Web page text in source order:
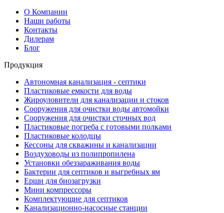
О Компании
Наши работы
Контакты
Дилерам
Блог
Продукция
Автономная канализация - септики
Пластиковые емкости для воды
Жироуловители для канализации и стоков
Сооружения для очистки воды автомойки
Сооружения для очистки сточных вод
Пластиковые погреба с готовыми полками
Пластиковые колодцы
Кессоны для скважины и канализации
Воздуховоды из полипропилена
Установки обеззараживания воды
Бактерии для септиков и выгребных ям
Ерши для биозагрузки
Мини компрессоры
Комплектующие для септиков
Канализационно-насосные станции